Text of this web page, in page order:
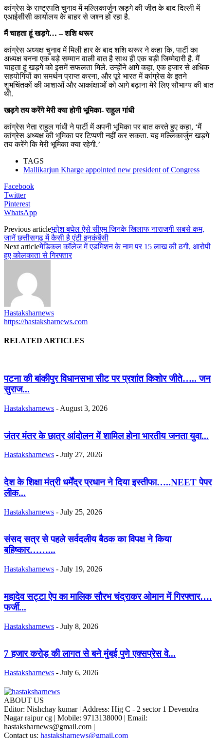
कांग्रेस के राष्ट्रपति चुनाव में मल्लिकार्जुन खड़गे की जीत के बाद दिल्ली में
एआईसीसी कार्यालय के बाहर से जश्न हो रहा है.
मैं चाहता हूं खड़गे… – शशि थरूर
कांग्रेस अध्यक्ष चुनाव में मिली हार के बाद शशि थरूर ने कहा कि, पार्टी का
अध्यक्ष बनना एक बड़े सम्मान वाली बात है साथ ही एक बड़ी जिम्मेदारी है. मैं
चाहता हूं खड़गे को इसमें सफलता मिले. उन्होंने आगे कहा, एक हजार से अधिक
सहयोगियों का समर्थन प्राप्त करना, और पूरे भारत में कांग्रेस के इतने
शुभचिंतकों की आशाओं और आकांक्षाओं को आगे बढ़ाना मेरे लिए सौभाग्य की बात
थी.
खड़गे तय करेंगे मेरी क्या होगी भूमिका- राहुल गांधी
कांग्रेस नेता राहुल गांधी ने पार्टी में अपनी भूमिका पर बात करते हुए कहा, ‘मैं
कांग्रेस अध्यक्ष की भूमिका पर टिप्पणी नहीं कर सकता. यह मल्लिकार्जुन खड़गे
तय करेंगे कि मेरी भूमिका क्या रहेगी.’
TAGS
Mallikarjun Kharge appointed new president of Congress
Facebook
Twitter
Pinterest
WhatsApp
Previous articleभूपेश बघेल ऐसे सीएम जिनके खिलाफ नाराजगी सबसे कम,
जानें छत्तीसगढ़ में कैसी है एंटी इनकंबेंसी
Next articleमेडिकल कॉलेज में एडमिशन के नाम पर 15 लाख की ठगी, आरोपी
हुए कोलकाता से गिरफ्तार
Hastaksharnews
https://hastaksharnews.com
RELATED ARTICLES
पटना की बांकीपुर विधानसभा सीट पर प्रशांत किशोर जीते….. जन
सुराज...
Hastaksharnews - August 3, 2026
जंतर मंतर के छात्र आंदोलन में शामिल होना भारतीय जनता युवा...
Hastaksharnews - July 27, 2026
देश के शिक्षा मंत्री धर्मेंद्र प्रधान ने दिया इस्तीफा…..NEET पेपर
लीक...
Hastaksharnews - July 25, 2026
संसद सत्र से पहले सर्वदलीय बैठक का विपक्ष ने किया
बहिष्कार……...
Hastaksharnews - July 19, 2026
महादेव सट्टा ऐप का मालिक सौरभ चंद्राकर ओमान में गिरफ्तार….
फर्जी...
Hastaksharnews - July 8, 2026
7 हजार करोड़ की लागत से बने मुंबई पुणे एक्सप्रेस वे...
Hastaksharnews - July 6, 2026
ABOUT US
Editor: Nishchay kumar | Address: Hig C - 2 sector 1 Devendra
Nagar raipur cg | Mobile: 9713138000 | Email:
hastaksharnews@gmail.com |
Contact us: hastaksharnews@gmail.com